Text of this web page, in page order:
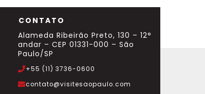
CONTATO
Alameda Ribeirão Preto, 130 – 12°
andar – CEP 01331-000 – São
Paulo/SP
+55 (11) 3736-0600
contato@visitesaopaulo.com